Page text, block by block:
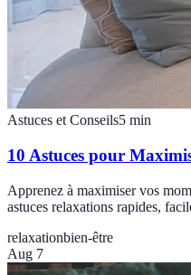
Astuces et Conseils5 min
10 Astuces pour
Apprenez à maximiser vos
astuces relaxations rapides,
relaxationbien-être
Aug 7